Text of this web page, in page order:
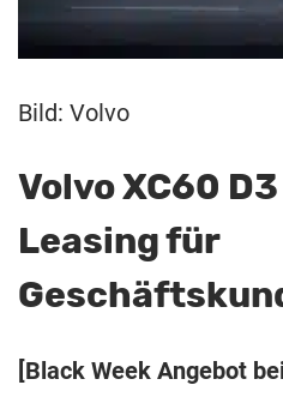
Bild: Volvo
Volvo XC60
Leasing für
[Black Week Angebot